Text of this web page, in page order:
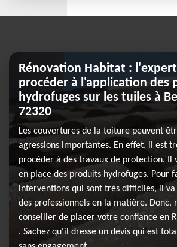
Rénovation Habitat :
procéder à l'application des
hydrofuges sur les tuiles à
72320
Les couvertures de la toiture peuvent
agressions importantes. En effet, il est
procéder à des travaux de protection.
en place des produits hydrofuges. Pour
interventions qui sont très difficiles, il
des professionnels en la matière. Donc,
conseiller de placer votre confiance en
. Sachez qu'il dresse un devis qui est